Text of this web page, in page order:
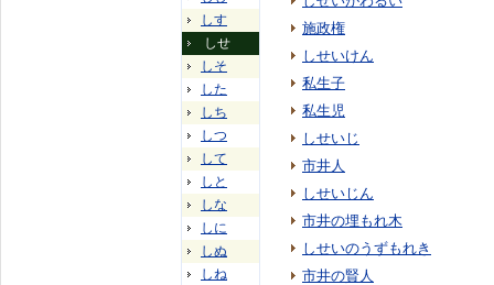
しす
しせ
しそ
した
しち
しつ
して
しと
しな
しに
しぬ
しね
施政権
しせいけん
私生子
私生児
しせいじ
市井人
しせいじん
市井の埋もれ木
しせいのうずもれき
市井の賢人